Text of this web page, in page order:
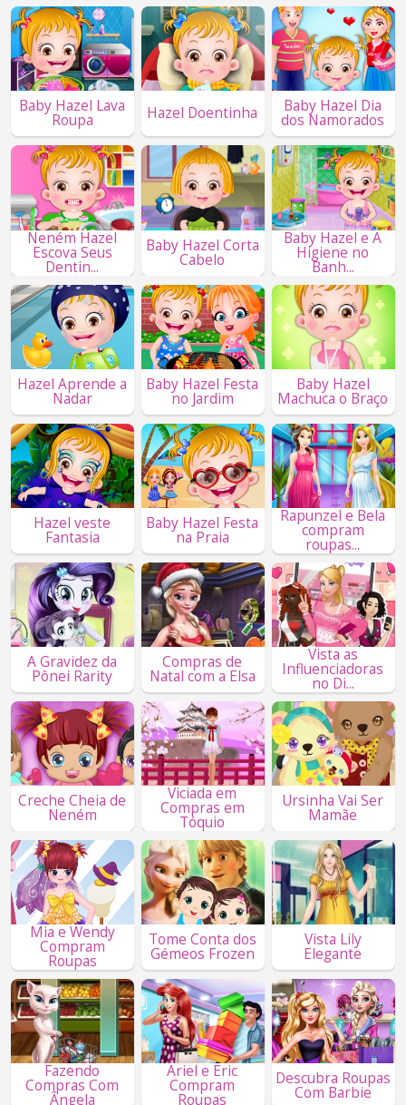
Baby Hazel Lava
Roupa Hazel Doentinha Baby Hazel Dia
dos Namorados
Neném Hazel
Escova Seus
Dentin...
Baby Hazel Corta
Cabelo
Baby Hazel e A
Higiene no
Banh...
Hazel Aprende a
Nadar
Baby Hazel Festa
no Jardim
Baby Hazel
Machuca o Braço
Hazel veste
Fantasia
Baby Hazel Festa
na Praia
Rapunzel e Bela
compram
roupas...
A Gravidez da
Pônei Rarity
Compras de
Natal com a Elsa
Vista as
Influenciadoras
no Di...
Creche Cheia de
Neném
Viciada em
Compras em
Tóquio
Ursinha Vai Ser
Mamãe
Mia e Wendy
Compram
Roupas
Tome Conta dos
Gémeos Frozen
Vista Lily
Elegante
Fazendo
Compras Com
Ângela
Ariel e Eric
Compram
Roupas
Descubra Roupas
Com Barbie